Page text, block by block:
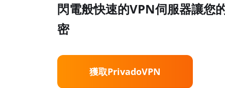
閃電般快速的VPN伺服器讓您
密
獲取PrivadoVPN